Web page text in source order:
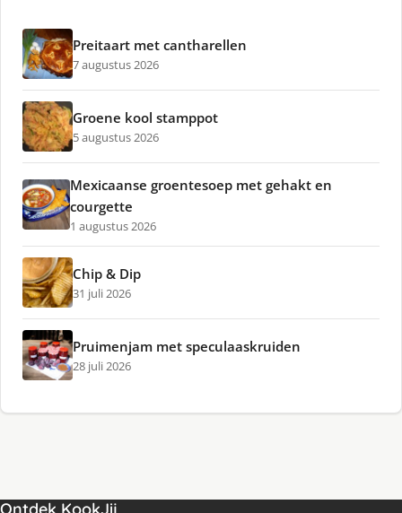
Preitaart met cantharellen
7 augustus 2026
Groene kool stamppot
5 augustus 2026
Mexicaanse groentesoep met gehakt en
courgette
1 augustus 2026
Chip & Dip
31 juli 2026
Pruimenjam met speculaaskruiden
28 juli 2026